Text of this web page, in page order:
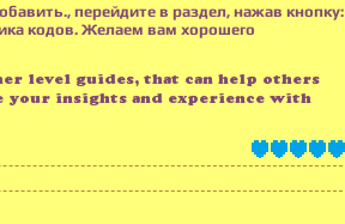
перейдите в раздел, нажав кнопку:
кодов. Желаем вам хорошего
level guides, that can help others
your insights and experience with